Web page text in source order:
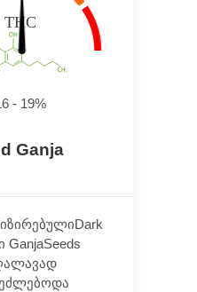
- 19%
Ganja
GanjaSeeds